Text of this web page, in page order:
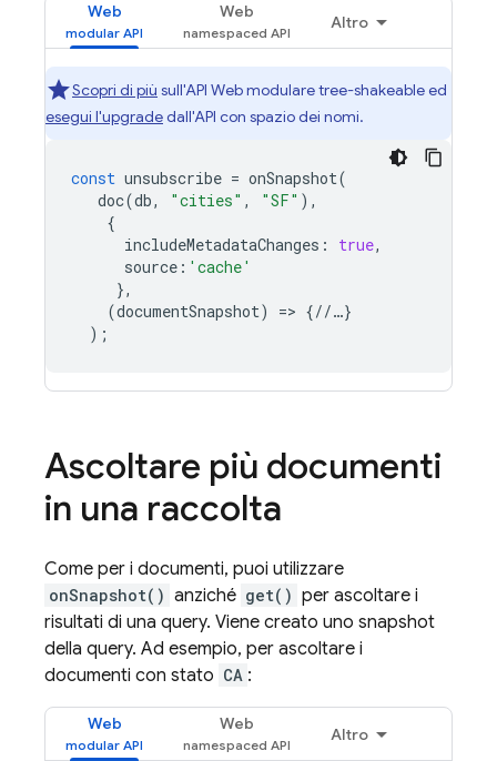
Web Web
Altro
Scopri di più sull'API Web modulare tree-shakeable ed
esegui l'upgradedall'API con spazio dei nomi.
const unsubscribe = onSnapshot(
doc(db, "cities" , "SF" ),
{
includeMetadataChanges : true,
source : 'cache'
},
(documentSnapshot) => {//…}
);
Ascoltare più documenti
in una raccolta
Come per i documenti, puoi utilizzare
onSnapshot() anziché get() per ascoltare i
risultati di una query. Viene creato uno snapshot
della query. Ad esempio, per ascoltare i
documenti con stato CA :
Web Web
Altro